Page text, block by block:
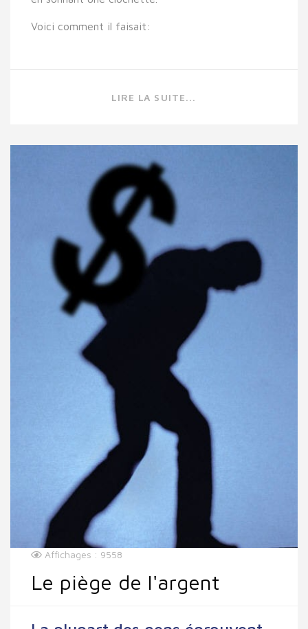
Voici comment il faisait:
LIRE LA SUITE...
Affichages : 9558
Le piège de l'argent